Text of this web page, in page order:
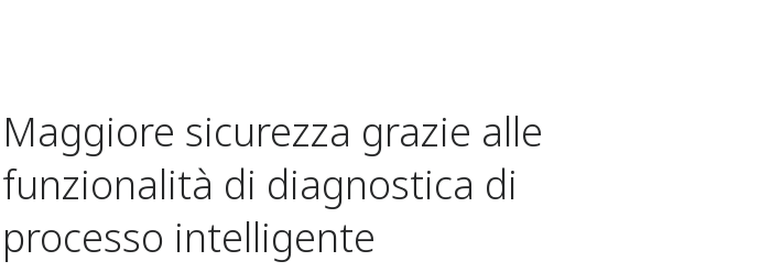
Maggiore sicurezza grazie alle
funzionalità di diagnostica di
processo intelligente